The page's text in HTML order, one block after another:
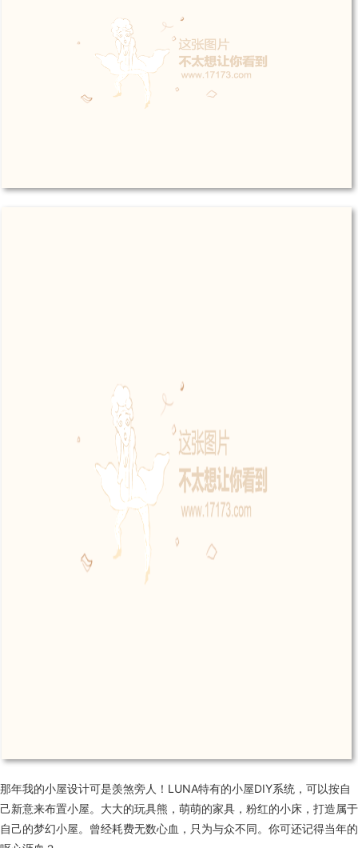
那年我的小屋设计可是羡煞旁人！LUNA特有的小屋DIY系统，可以按自
己新意来布置小屋。大大的玩具熊，萌萌的家具，粉红的小床，打造属于
自己的梦幻小屋。曾经耗费无数心血，只为与众不同。你可还记得当年的